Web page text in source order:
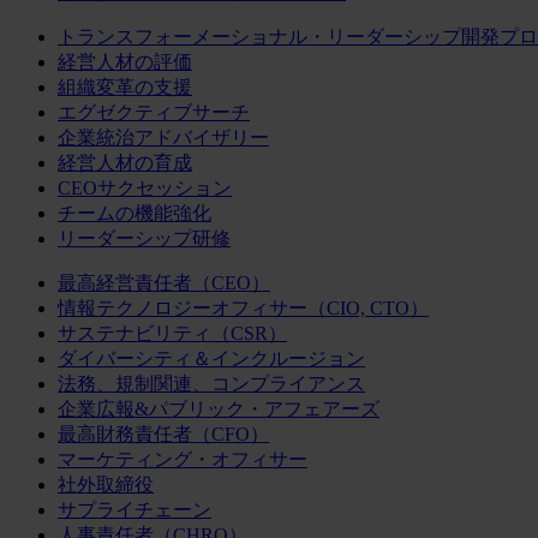
トランスフォーメーショナル・リーダーシップ開発プ
経営人材の評価
組織変革の支援
エグゼクティブサーチ
企業統治アドバイザリー
経営人材の育成
CEOサクセッション
チームの機能強化
リーダーシップ研修
最高経営責任者（CEO）
情報テクノロジーオフィサー（CIO, CTO）
サステナビリティ（CSR）
ダイバーシティ＆インクルージョン
法務、規制関連、コンプライアンス
企業広報&パブリック・アフェアーズ
最高財務責任者（CFO）
マーケティング・オフィサー
社外取締役
サプライチェーン